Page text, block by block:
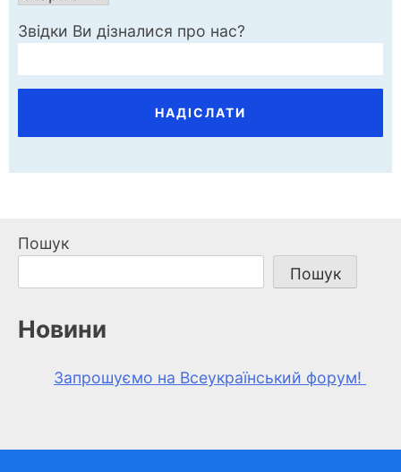
Звідки Ви дізналися про нас?
Пошук
Пошук
Новини
Запрошуємо на Всеукраїнський форум!